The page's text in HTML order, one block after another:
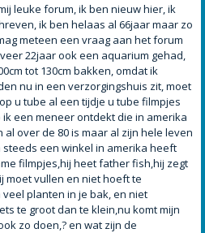
leuke forum, ik ben nieuw hier, ik
ik ben helaas al 66jaar maar zo
meteen een vraag aan het forum
22jaar ook een aquarium gehad,
tot 130cm bakken, omdat ik
nu in een verzorgingshuis zit, moet
u tube al een tijdje u tube filmpjes
een meneer ontdekt die in amerika
over de 80 is maar al zijn hele leven
een winkel in amerika heeft
filmpjes,hij heet father fish,hij zegt
moet vullen en niet hoeft te
planten in je bak, en niet
te groot dan te klein,nu komt mijn
zo doen,? en wat zijn de